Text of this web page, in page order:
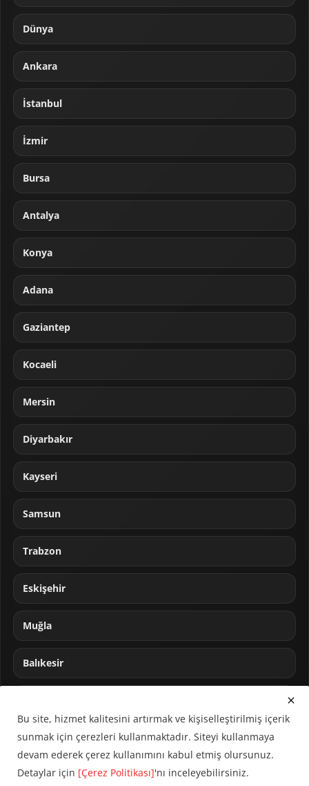
Dünya
Ankara
İstanbul
İzmir
Bursa
Antalya
Konya
Adana
Gaziantep
Kocaeli
Mersin
Diyarbakır
Kayseri
Samsun
Trabzon
Eskişehir
Muğla
Balıkesir
Bu site, hizmet kalitesini artırmak ve kişiselleştirilmiş içerik
sunmak için çerezleri kullanmaktadır. Siteyi kullanmaya
devam ederek çerez kullanımını kabul etmiş olursunuz.
Detaylar için [Çerez Politikası]'nı inceleyebilirsiniz.